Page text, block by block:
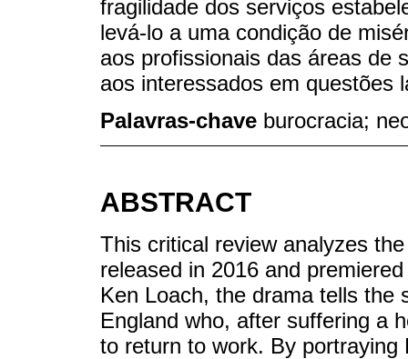
fragilidade dos serviços
levá-lo a uma condição de
aos profissionais das áreas de
aos interessados em questões
Palavras-chave burocracia;
ABSTRACT
This critical review analyzes
released in 2016 and
Ken Loach, the drama tells the
England who, after suffering a
to return to work. By